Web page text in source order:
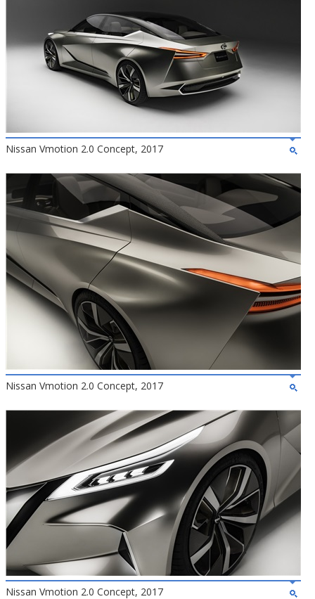
Nissan Vmotion 2.0 Concept, 2017
Nissan Vmotion 2.0 Concept, 2017
Nissan Vmotion 2.0 Concept, 2017